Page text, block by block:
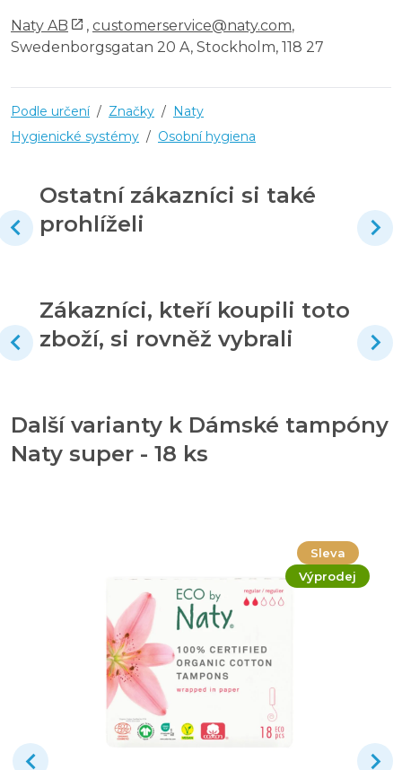
Naty AB , customerservice@naty.com,
Swedenborgsgatan 20 A, Stockholm, 118 27
Podle určení / Značky / Naty
Hygienické systémy / Osobní hygiena
Ostatní zákazníci si také
prohlíželi
Zákazníci, kteří koupili toto
zboží, si rovněž vybrali
Další varianty k Dámské tampóny
Naty super - 18 ks
Sleva
Výprodej